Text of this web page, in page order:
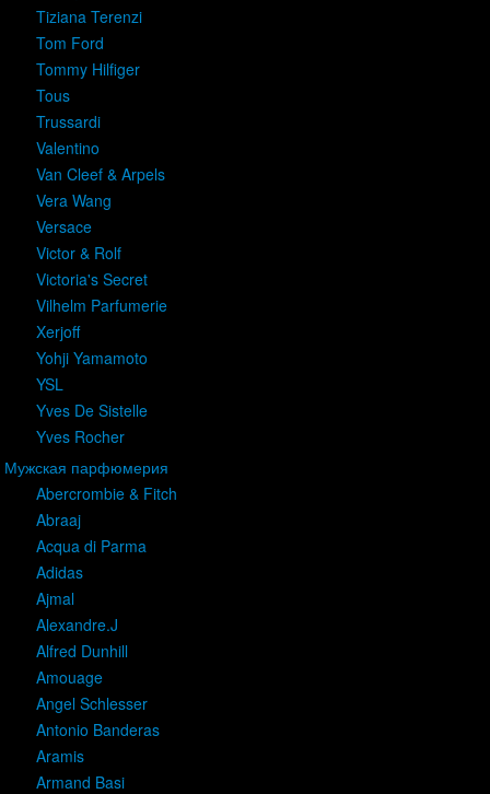
Tiziana Terenzi
Tom Ford
Tommy Hilfiger
Tous
Trussardi
Valentino
Van Cleef & Arpels
Vera Wang
Versace
Victor & Rolf
Victoria's Secret
Vilhelm Parfumerie
Xerjoff
Yohji Yamamoto
YSL
Yves De Sistelle
Yves Rocher
Мужская парфюмерия
Abercrombie & Fitch
Abraaj
Acqua di Parma
Adidas
Ajmal
Alexandre.J
Alfred Dunhill
Amouage
Angel Schlesser
Antonio Banderas
Aramis
Armand Basi